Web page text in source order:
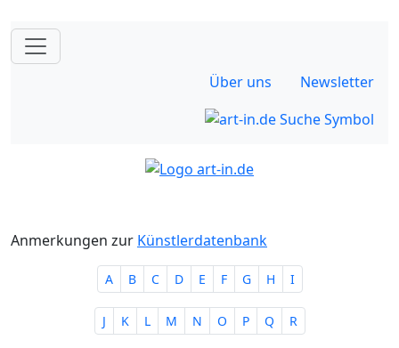
Über uns Newsletter
Anmerkungen zur Künstlerdatenbank
A B C D E F G H I
J K L M N O P Q R